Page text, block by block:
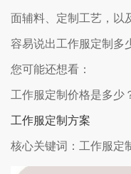
面辅料、定制工艺，以
容易说出工作服定制多
您可能还想看：
工作服定制价格是多少
工作服定制方案
核心关键词：工作服定